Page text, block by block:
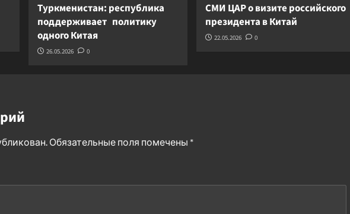
Туркменистан: республика
поддерживает политику
одного Китая
26.05.2026 0
СМИ ЦАР о визите российского
президента в Китай
22.05.2026 0
Обязательные поля помечены *